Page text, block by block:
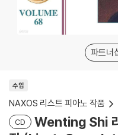
파트너
수입
NAXOS 리스트 피아노 작품
CD
Wenting Shi